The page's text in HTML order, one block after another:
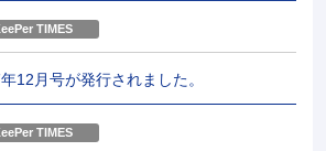
TIMES
12月号が発行されました。
TIMES